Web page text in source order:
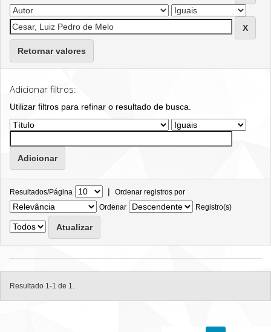
Retornar valores
Adicionar filtros:
Utilizar filtros para refinar o resultado de busca.
Resultados/Página | Ordenar registros por
Ordenar
Registro(s)
Resultado 1-1 de 1.